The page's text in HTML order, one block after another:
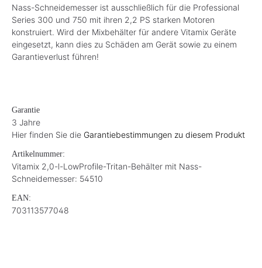
Nass-Schneidemesser ist ausschließlich für die Professional
Series 300 und 750 mit ihren 2,2 PS starken Motoren
konstruiert. Wird der Mixbehälter für andere Vitamix Geräte
eingesetzt, kann dies zu Schäden am Gerät sowie zu einem
Garantieverlust führen!
Garantie
3 Jahre
Hier finden Sie die Garantiebestimmungen zu diesem Produkt
Artikelnummer:
Vitamix 2,0-l-LowProfile-Tritan-Behälter mit Nass-
Schneidemesser: 54510
EAN:
703113577048